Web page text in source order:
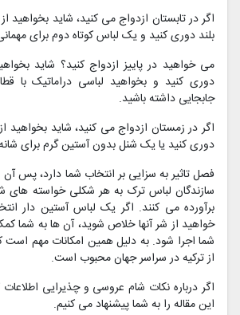
اگر در تابستان ازدواج می کنید، شاید بخواهید
بلند دوری کنید و یک لباس کوتاه دوم برای
می خواهید در پاییز ازدواج کنید؟ شاید
دوری کنید و بخواهید لباسی دراماتیک با
جابجایی داشته باشید.
اگر در زمستان ازدواج می کنید، شاید بخواهید
دوری کنید یا یک شنل بدون آستین گرم برای
فصل تاثیر به سزایی بر انتخاب شما دارد، پس آن
سازندگان لباس ترک به هر شکلی خواسته های
برآورده می کنند. اگر یک لباس آستین دار
خواهید از شر آنها خلاص شوید، آن ها به شما
شما اجرا شود. به دلیل همین امکانات مهم
از ترکیه در سراسر جهان محبوب است.
اگر درباره نکات شام عروسی و چذیرایی اطلاعات
این مقاله را به شما پیشنهاد می کنیم.